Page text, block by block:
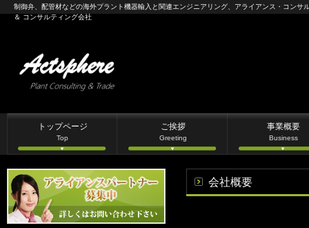
制御弁、配管材などの海外プラント機器輸入と関連エンジニアリング、アライアンス・コン
＆ コンサルティング会社
トップページ
Top
ご挨拶
Greeting
事業概要
Business
会社概要